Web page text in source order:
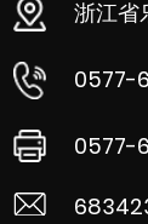
浙江省
0577-
0577-